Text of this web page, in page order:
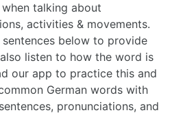
talking about
activities & movements.
below to provide
listen to how the word is
our app to practice this and
German words with
pronunciations, and